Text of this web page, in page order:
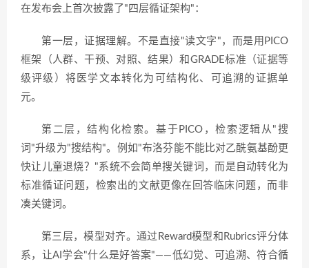
在发布会上首次披露了"四层循证架构"：
第一层，证据理解。不是直接"读文字"，而是用PICO
框架（人群、干预、对照、结果）和GRADE标准（证据等
级评级）将医学文本转化为可结构化、可追溯的证据单
元。
第二层，结构化检索。基于PICO，检索逻辑从"搜
词"升级为"搜结构"。例如"布洛芬能不能比对乙酰氨基酚更
快让儿童退烧？"系统不会简单搜关键词，而是自动转化为
标准循证问题，检索出的文献更像在回答临床问题，而非
凑关键词。
第三层，模型对齐。通过Reward模型和Rubrics评分体
系，让AI学会"什么是好答案"——低幻觉、可追溯、符合循